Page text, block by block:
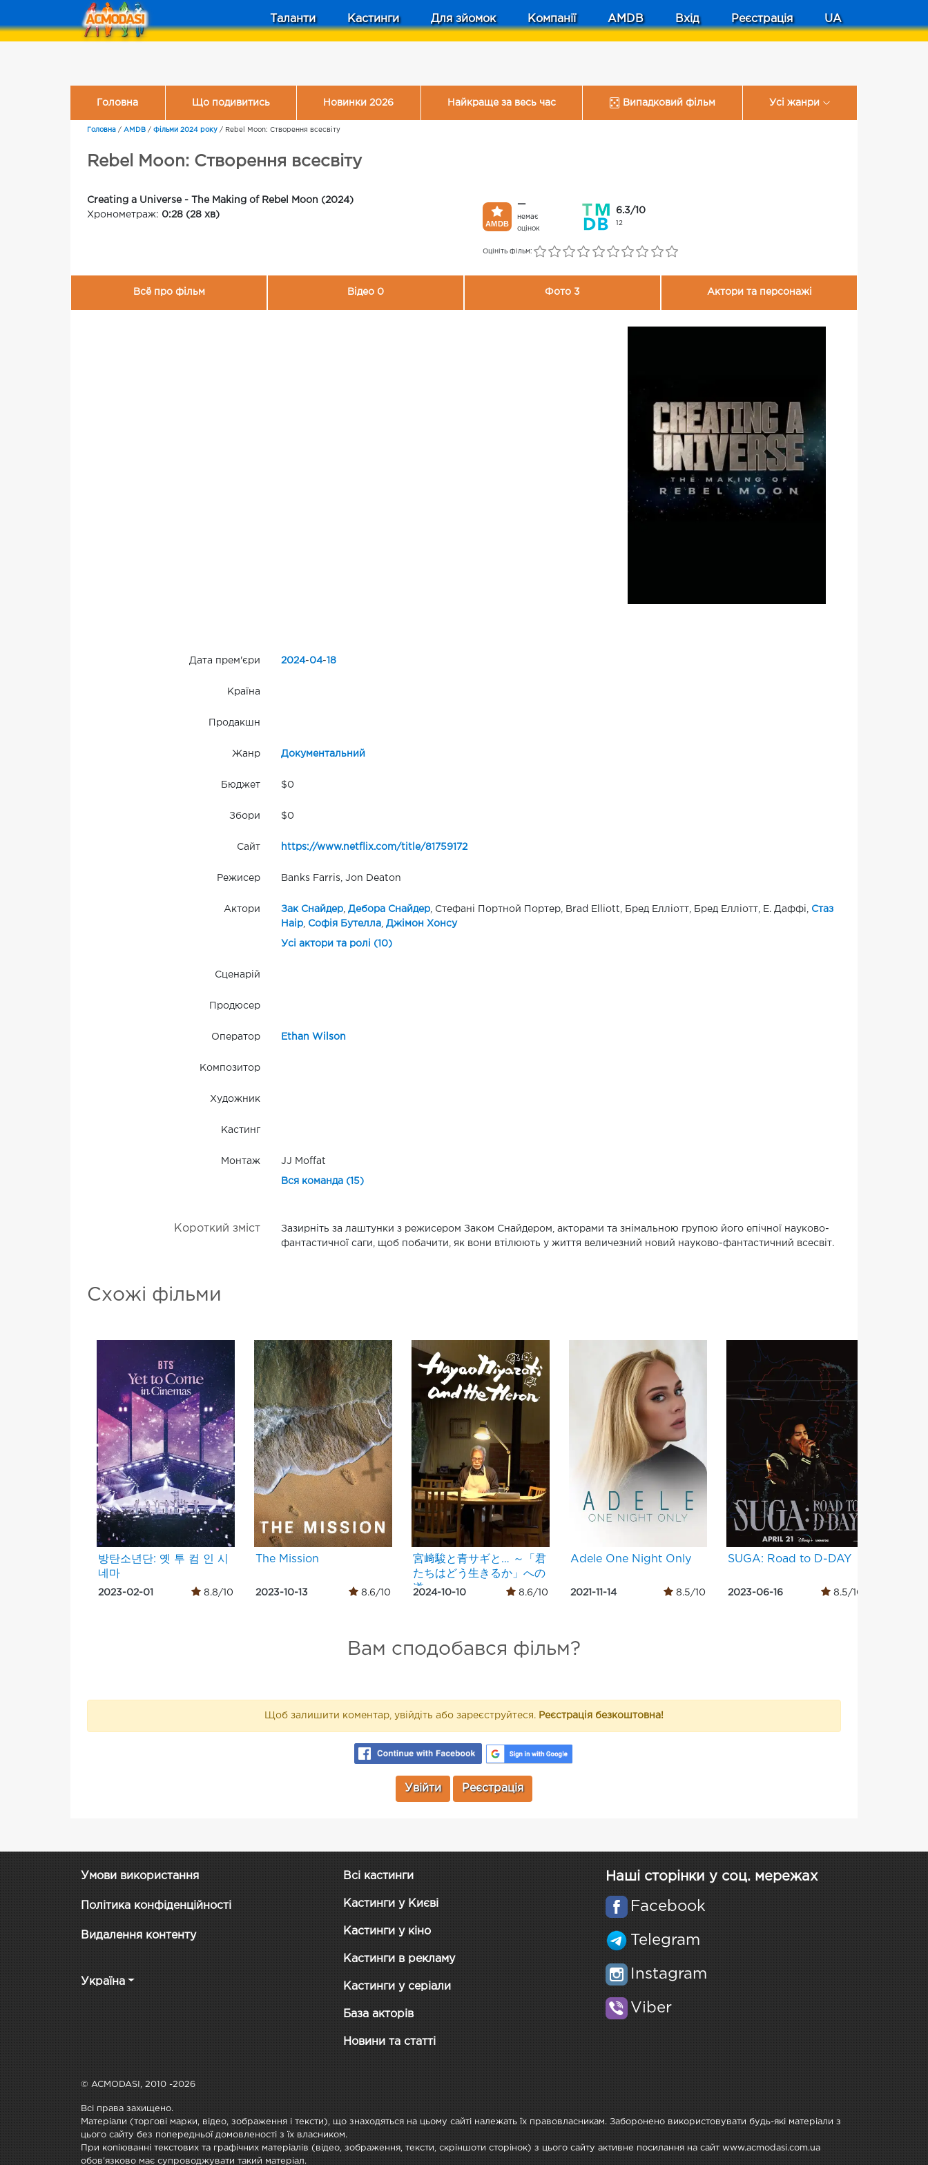
Таланти Кастинги Для зйомок Компанії AMDB Вхід Реєстрація UA
Головна Що подивитись Новинки 2026 Найкраще за весь час Випадковий фільм Усі жанри
Головна / AMDB / Фільми 2024 року / Rebel Moon: Створення всесвіту
Rebel Moon: Створення всесвіту
Creating a Universe - The Making of Rebel Moon (2024)
Хронометраж: 0:28 (28 хв)
—
немає
оцінок
6.3/10
12
Оцініть фільм:
Всё про фільм Відео 0 Фото 3 Актори та персонажі
Дата прем'єри 2024-04-18
Країна
Продакшн
Жанр Документальний
Бюджет $0
Збори $0
Сайт https://www.netflix.com/title/81759172
Режисер Banks Farris, Jon Deaton
Актори Зак Снайдер, Дебора Снайдер, Стефані Портной Портер, Brad Elliott, Бред Елліотт, Бред Елліотт, Е. Даффі,
Стаз
Наір, Софія Бутелла, Джімон Хонсу
Усі актори та ролі (10)
Сценарій
Продюсер
Оператор Ethan Wilson
Композитор
Художник
Кастинг
Монтаж JJ Moffat
Вся команда (15)
Короткий зміст
Зазирніть за лаштунки з режисером Заком Снайдером, акторами та знімальною групою його епічної науково-
фантастичної саги, щоб побачити, як вони втілюють у життя величезний новий науково-фантастичний всесвіт.
Схожі фільми
방탄소년단: 옛 투 컴 인 시
네마
2023-02-01 8.8/10
The Mission
2023-10-13 8.6/10
宮﨑駿と青サギと… ～「君
たちはどう生きるか」への
道～
2024-10-10 8.6/10
Adele One Night Only
2021-11-14 8.5/10
SUGA: Road to D-DAY
2023-06-16 8.5/10
Вам сподобався фільм?
Щоб залишити коментар, увійдіть або зареєструйтеся. Реєстрація безкоштовна!
Увійти Реєстрація
Умови використання
Політика конфіденційності
Видалення контенту
Україна
Всі кастинги
Кастинги у Києві
Кастинги у кіно
Кастинги в рекламу
Кастинги у серіали
База акторів
Новини та статті
Наші сторінки у соц. мережах
Facebook
Telegram
Instagram
Viber
© ACMODASI, 2010 -2026
Всі права захищено.
Матеріали (торгові марки, відео, зображення і тексти), що знаходяться на цьому сайті належать їх правовласникам. Заборонено використовувати будь-які матеріали з
цього сайту без попередньої домовленості з їх власником.
При копіюванні текстових та графічних матеріалів (відео, зображення, тексти, скріншоти сторінок) з цього сайту активне посилання на сайт www.acmodasi.com.ua
обов'язково має супроводжувати такий матеріал.